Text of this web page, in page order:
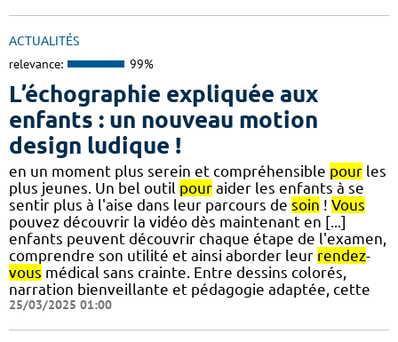
ACTUALITÉS
relevance: 99%
L’échographie expliquée aux
enfants : un nouveau motion
design ludique !
en un moment plus serein et compréhensible pour les
plus jeunes. Un bel outil pour aider les enfants à se
sentir plus à l'aise dans leur parcours de soin ! Vous
pouvez découvrir la vidéo dès maintenant en [...]
enfants peuvent découvrir chaque étape de l'examen,
comprendre son utilité et ainsi aborder leur rendez-
vous médical sans crainte. Entre dessins colorés,
narration bienveillante et pédagogie adaptée, cette
25/03/2025 01:00